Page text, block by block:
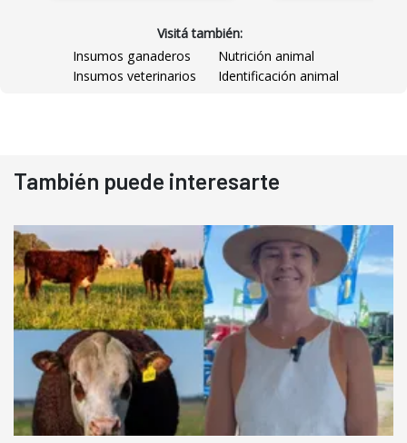
Visitá también:
Insumos ganaderos
Nutrición animal
Insumos veterinarios
Identificación animal
También puede interesarte